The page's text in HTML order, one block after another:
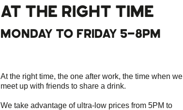
AT THE RIGHT TIME
MONDAY TO FRIDAY 5-8PM
At the right time, the one after work, the time when we
meet up with friends to share a drink.
We take advantage of ultra-low prices from 5PM to